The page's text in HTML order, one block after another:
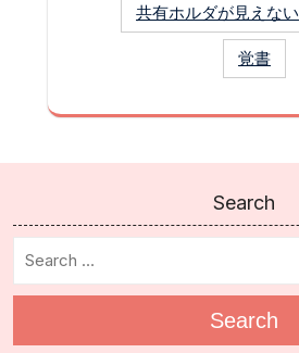
共有ホルダが見えない
覚書
Search
Search